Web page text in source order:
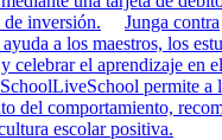
de inversión.
Junga contra
a los maestros, los
celebrar el aprendizaje en
LiveSchool permite a
del comportamiento,
escolar positiva.